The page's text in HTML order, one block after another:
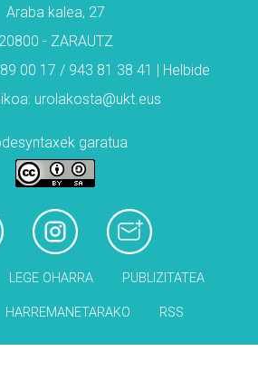
Araba kalea, 27
20800 - ZARAUTZ
00 17 / 943 81 38 41 | Helbide
urolakosta@ukt.eus
garatua
LEGE OHARRA PUBLIZITATEA
HARREMANETARAKO RSS